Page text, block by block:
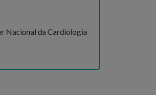
Nacional da Cardiologia